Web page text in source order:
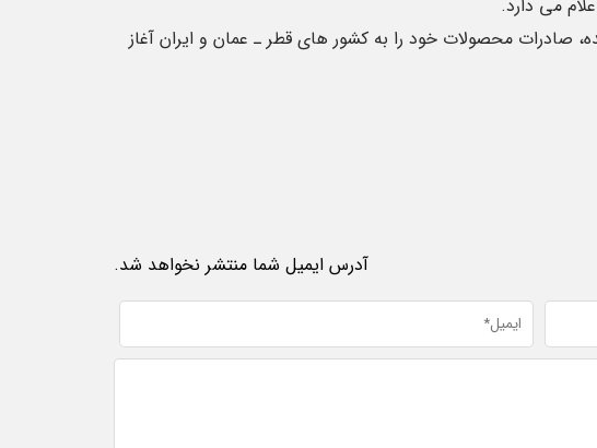
می دارد.
به بهره برداری رسیده، صادرات محصولات خود را به کشور های قطر ـ عمان و ایران آغاز
آدرس ایمیل شما منتشر نخواهد شد.